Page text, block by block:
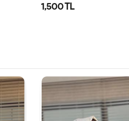
1,500 TL